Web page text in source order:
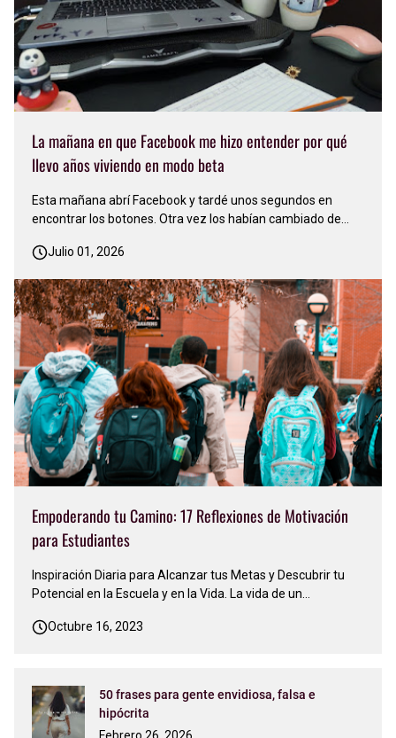
La mañana en que Facebook me hizo entender por qué
llevo años viviendo en modo beta
Esta mañana abrí Facebook y tardé unos segundos en
encontrar los botones. Otra vez los habían cambiado de
nunca se conforma. Siempre está cambiando algo'…
Justo en ese mo…
Julio 01, 2026
Empoderando tu Camino: 17 Reflexiones de Motivación
para Estudiantes
Inspiración Diaria para Alcanzar tus Metas y Descubrir tu
Potencial en la Escuela y en la Vida. La vida de un
desafiante. La búsqueda del conocimiento, el crecimiento
Octubre 16, 2023
50 frases para gente envidiosa, falsa e
hipócrita